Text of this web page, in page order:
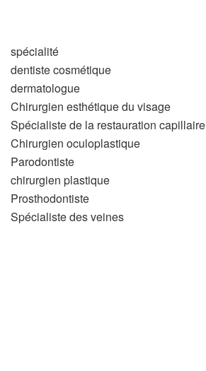
spécialité
dentiste cosmétique
dermatologue
Chirurgien esthétique du visage
Spécialiste de la restauration capillaire
Chirurgien oculoplastique
Parodontiste
chirurgien plastique
Prosthodontiste
Spécialiste des veines